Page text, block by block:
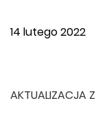
14 lutego 2022
AKTUALIZACJA